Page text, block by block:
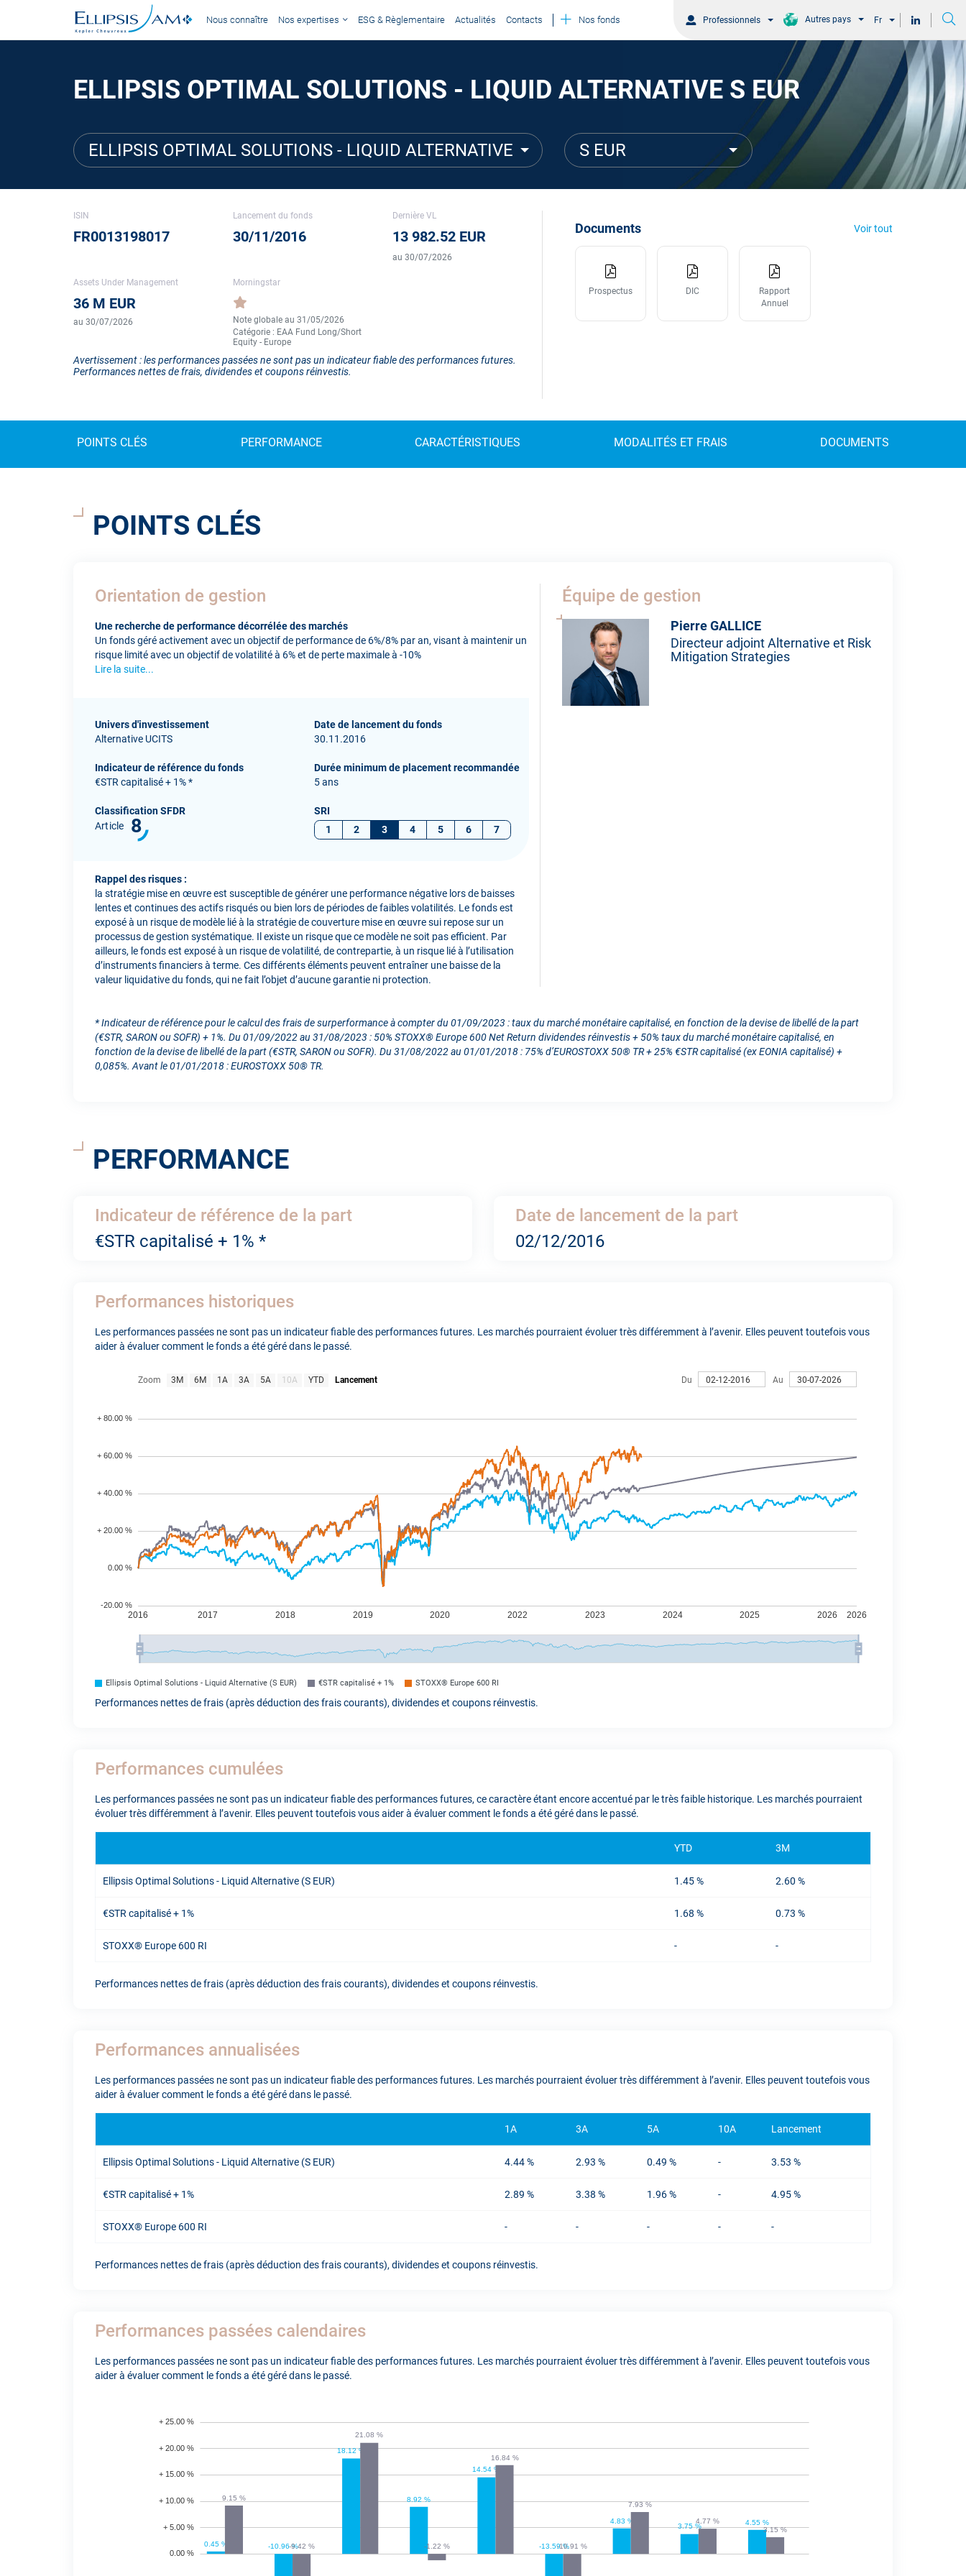
Professionnels Autres pays Fr
Nous connaître Nos expertises ESG & Règlementaire Actualités Contacts Nos fonds
ELLIPSIS OPTIMAL SOLUTIONS - LIQUID ALTERNATIVE S EUR
ELLIPSIS OPTIMAL SOLUTIONS - LIQUID ALTERNATIVE S EUR
ISIN
FR0013198017
Lancement du fonds
30/11/2016
Dernière VL
13 982.52 EUR
au 30/07/2026
Assets Under Management
36 M EUR
au 30/07/2026
Morningstar
Note globale au 31/05/2026
Catégorie : EAA Fund Long/Short
Equity - Europe
Avertissement : les performances passées ne sont pas un indicateur fiable des performances futures.
Performances nettes de frais, dividendes et coupons réinvestis.
Documents Voir tout
Prospectus DIC
Rapport
Annuel
POINTS CLÉS PERFORMANCE CARACTÉRISTIQUES MODALITÉS ET FRAIS DOCUMENTS
POINTS CLÉS
Orientation de gestion
Une recherche de performance décorrélée des marchés
Un fonds géré activement avec un objectif de performance de 6%/8% par an, visant à maintenir un
risque limité avec un objectif de volatilité à 6% et de perte maximale à -10%
Lire la suite...
Univers d'investissement
Alternative UCITS
Date de lancement du fonds
30.11.2016
Indicateur de référence du fonds
€STR capitalisé + 1% *
Durée minimum de placement recommandée
5 ans
Classification SFDR
Article
8
SRI
1
2 3 4 5 6 7
Rappel des risques :
la stratégie mise en œuvre est susceptible de générer une performance négative lors de baisses
lentes et continues des actifs risqués ou bien lors de périodes de faibles volatilités. Le fonds est
exposé à un risque de modèle lié à la stratégie de couverture mise en œuvre sui repose sur un
processus de gestion systématique. Il existe un risque que ce modèle ne soit pas efficient. Par
ailleurs, le fonds est exposé à un risque de volatilité, de contrepartie, à un risque lié à l’utilisation
d’instruments financiers à terme. Ces différents éléments peuvent entraîner une baisse de la
valeur liquidative du fonds, qui ne fait l’objet d’aucune garantie ni protection.
Équipe de gestion
Pierre GALLICE
Directeur adjoint Alternative et Risk
Mitigation Strategies
* Indicateur de référence pour le calcul des frais de surperformance à compter du 01/09/2023 : taux du marché monétaire capitalisé, en fonction de la devise de libellé de la part
(€STR, SARON ou SOFR) + 1%. Du 01/09/2022 au 31/08/2023 : 50% STOXX® Europe 600 Net Return dividendes réinvestis + 50% taux du marché monétaire capitalisé, en
fonction de la devise de libellé de la part (€STR, SARON ou SOFR). Du 31/08/2022 au 01/01/2018 : 75% d’EUROSTOXX 50® TR + 25% €STR capitalisé (ex EONIA capitalisé) +
0,085%. Avant le 01/01/2018 : EUROSTOXX 50® TR.
PERFORMANCE
Indicateur de référence de la part
€STR capitalisé + 1% *
Date de lancement de la part
02/12/2016
Performances historiques
Les performances passées ne sont pas un indicateur fiable des performances futures. Les marchés pourraient évoluer très différemment à l’avenir. Elles peuvent toutefois vous
aider à évaluer comment le fonds a été géré dans le passé.
Zoom 3M 6M 1A 3A 5A 10A YTD Lancement Du Au
Ellipsis Optimal Solutions - Liquid Alternative (S EUR) €STR capitalisé + 1% STOXX® Europe 600 RI
Performances nettes de frais (après déduction des frais courants), dividendes et coupons réinvestis.
Performances cumulées
Les performances passées ne sont pas un indicateur fiable des performances futures, ce caractère étant encore accentué par le très faible historique. Les marchés pourraient
évoluer très différemment à l’avenir. Elles peuvent toutefois vous aider à évaluer comment le fonds a été géré dans le passé.
YTD 3M
Ellipsis Optimal Solutions - Liquid Alternative (S EUR) 1.45 % 2.60 %
€STR capitalisé + 1% 1.68 % 0.73 %
STOXX® Europe 600 RI - -
Performances nettes de frais (après déduction des frais courants), dividendes et coupons réinvestis.
Performances annualisées
Les performances passées ne sont pas un indicateur fiable des performances futures. Les marchés pourraient évoluer très différemment à l’avenir. Elles peuvent toutefois vous
aider à évaluer comment le fonds a été géré dans le passé.
1A 3A 5A 10A Lancement
Ellipsis Optimal Solutions - Liquid Alternative (S EUR) 4.44 % 2.93 % 0.49 % - 3.53 %
€STR capitalisé + 1% 2.89 % 3.38 % 1.96 % - 4.95 %
STOXX® Europe 600 RI - - - - -
Performances nettes de frais (après déduction des frais courants), dividendes et coupons réinvestis.
Performances passées calendaires
Les performances passées ne sont pas un indicateur fiable des performances futures. Les marchés pourraient évoluer très différemment à l’avenir. Elles peuvent toutefois vous
aider à évaluer comment le fonds a été géré dans le passé.